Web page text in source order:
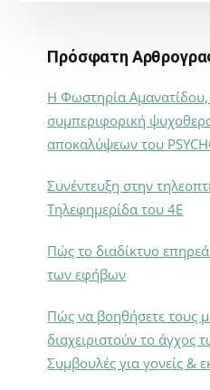
Πρόσφατη
Η Φωστηρία
συμπεριφορική
αποκαλύψεων του
Συνέντευξη στην
Τηλεφημερίδα του 4Ε
Πώς το διαδίκτυο
των εφήβων
Πώς να βοηθήσετε τους
διαχειριστούν το άγχος
Συμβουλές για γονείς &